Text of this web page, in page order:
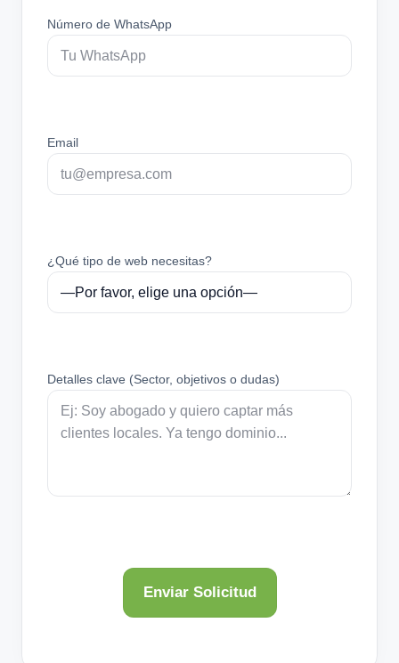
Número de WhatsApp
Email
¿Qué tipo de web necesitas?
Detalles clave (Sector, objetivos o dudas)